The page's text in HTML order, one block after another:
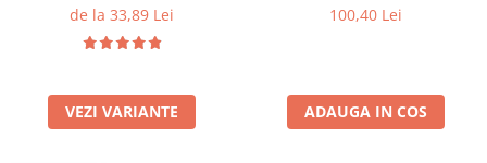
de la 33,89 Lei
VEZI VARIANTE
100,40 Lei
ADAUGA IN COS